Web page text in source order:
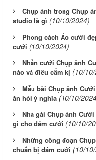
Chụp ảnh trong Chụp
studio là gì (10/10/2024)
Phong cách Áo cưới
cưới (10/10/2024)
Nhẫn cưới Chụp ảnh
nào và điều cấm kị (10/
Mẫu bài Chụp ảnh
ăn hỏi ý nghĩa (10/10/
Nhà gái Chụp ảnh
gì cho đám cưới (10/10/
Những công đoạn
chuẩn bị đám cưới (10/